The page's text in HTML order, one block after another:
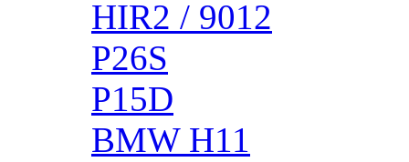
HIR2 / 9012
P26S
P15D
BMW H11